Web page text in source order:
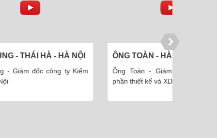
NỘI
Kiểm
ÔNG TOÀN - HÀ ĐÔNG - HÀ
Ông Toàn - Giám đốc Công ty cổ
phần thiết kế và XD Hà Nội